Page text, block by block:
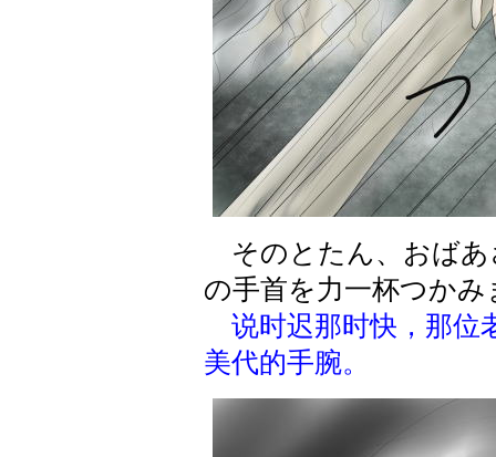
そのとたん、おばあ
の手首を力一杯つかみ
说时迟那时快，那位
美代的手腕。